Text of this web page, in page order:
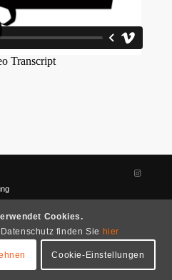
Cookies.
finden Sie hier
Cookie-Einstellungen